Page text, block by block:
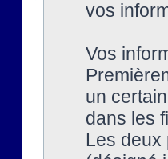
vos
Vos
un
dans les
Les deux